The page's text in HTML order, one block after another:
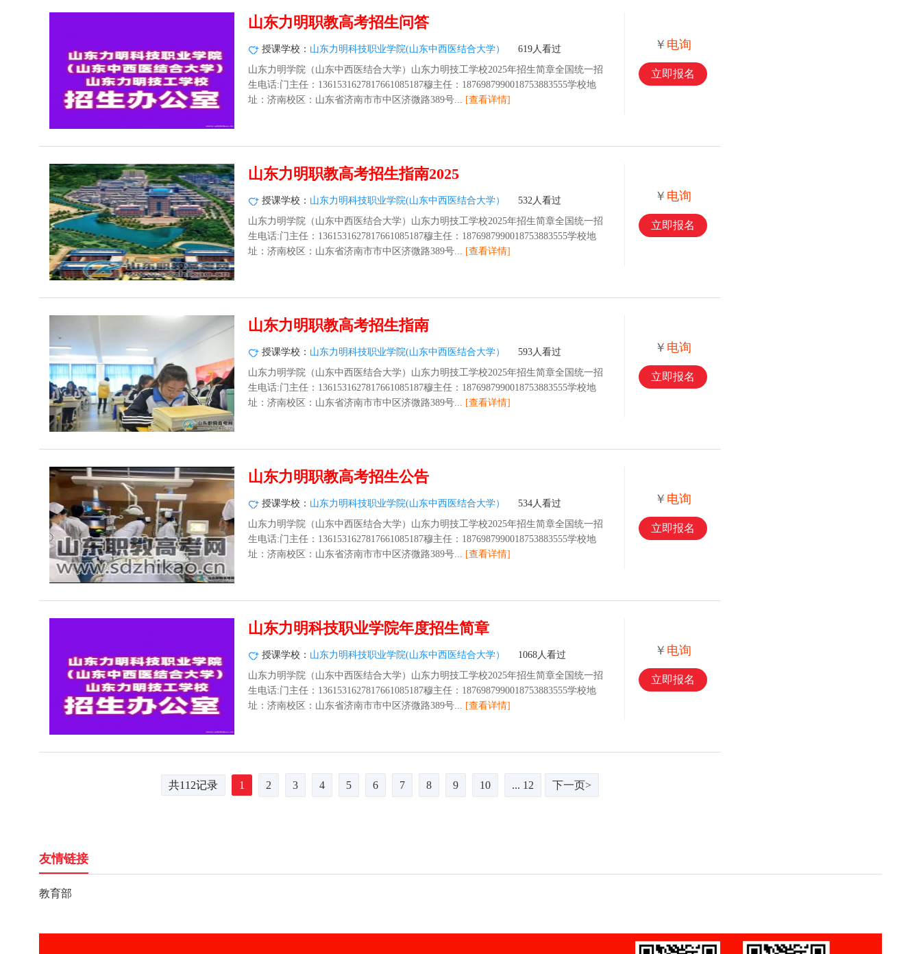
山东力明职教高考招生问答
授课学校： 山东力明科技职业学院(山东中西医结合大学）
619人看过
山东力明学院（山东中西医结合大学）山东力明技工学校2025年招生简章全国统一招
生电话:门主任：1361531627817661085187穆主任：1876987990018753883555学校地
址：济南校区：山东省济南市市中区济微路389号... [查看详情]
￥ 电询
立即报名
山东力明职教高考招生指南2025
授课学校： 山东力明科技职业学院(山东中西医结合大学）
532人看过
山东力明学院（山东中西医结合大学）山东力明技工学校2025年招生简章全国统一招
生电话:门主任：1361531627817661085187穆主任：1876987990018753883555学校地
址：济南校区：山东省济南市市中区济微路389号... [查看详情]
￥ 电询
立即报名
山东力明职教高考招生指南
授课学校： 山东力明科技职业学院(山东中西医结合大学）
593人看过
山东力明学院（山东中西医结合大学）山东力明技工学校2025年招生简章全国统一招
生电话:门主任：1361531627817661085187穆主任：1876987990018753883555学校地
址：济南校区：山东省济南市市中区济微路389号... [查看详情]
￥ 电询
立即报名
山东力明职教高考招生公告
授课学校： 山东力明科技职业学院(山东中西医结合大学）
534人看过
山东力明学院（山东中西医结合大学）山东力明技工学校2025年招生简章全国统一招
生电话:门主任：1361531627817661085187穆主任：1876987990018753883555学校地
址：济南校区：山东省济南市市中区济微路389号... [查看详情]
￥ 电询
立即报名
山东力明科技职业学院年度招生简章
授课学校： 山东力明科技职业学院(山东中西医结合大学）
1068人看过
山东力明学院（山东中西医结合大学）山东力明技工学校2025年招生简章全国统一招
生电话:门主任：1361531627817661085187穆主任：1876987990018753883555学校地
址：济南校区：山东省济南市市中区济微路389号... [查看详情]
￥ 电询
立即报名
共112记录 1 2 3 4 5 6 7 8 9 10 ... 12 下一页>
友情链接
教育部